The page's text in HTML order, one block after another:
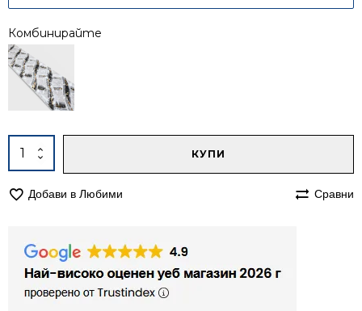
Комбинирайте
количество
за
160/240
2613
КУПИ
Добави в Любими Сравни